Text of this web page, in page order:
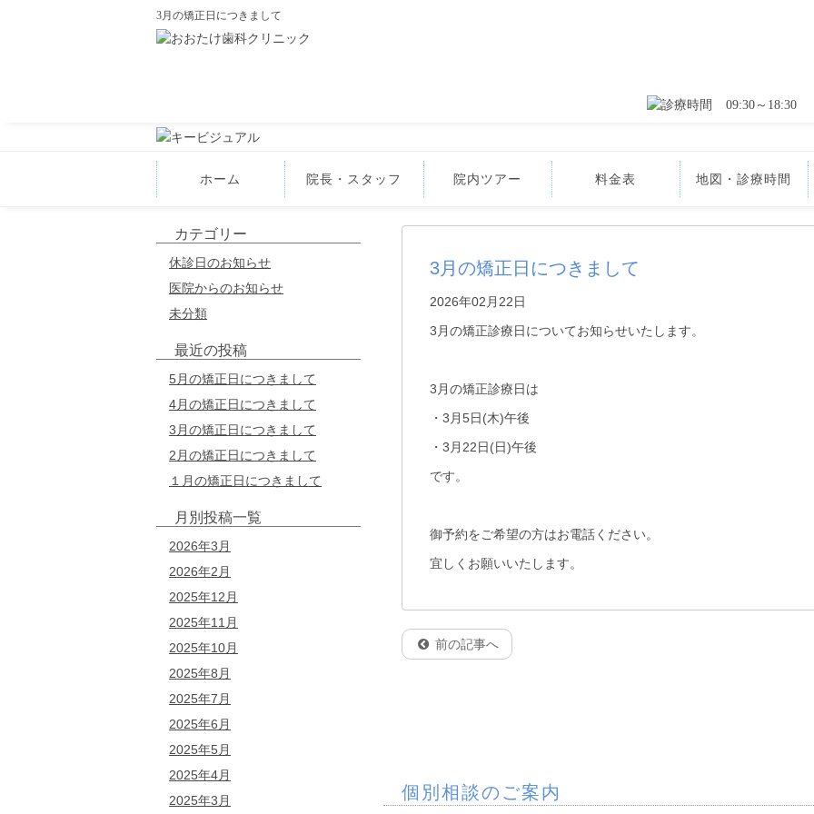
3月の矯正日につきまして
09:30～18:30
ホーム 院長・スタッフ 院内ツアー 料金表 地図・診療時間
カテゴリー
休診日のお知らせ
医院からのお知らせ
未分類
最近の投稿
5月の矯正日につきまして
4月の矯正日につきまして
3月の矯正日につきまして
2月の矯正日につきまして
１月の矯正日につきまして
月別投稿一覧
2026年3月
2026年2月
2025年12月
2025年11月
2025年10月
2025年8月
2025年7月
2025年6月
2025年5月
2025年4月
2025年3月
3月の矯正日につきまして
2026年02月22日
3月の矯正診療日についてお知らせいたします。
3月の矯正診療日は
・3月5日(木)午後
・3月22日(日)午後
です。
御予約をご希望の方はお電話ください。
宜しくお願いいたします。
前の記事へ
個別相談のご案内